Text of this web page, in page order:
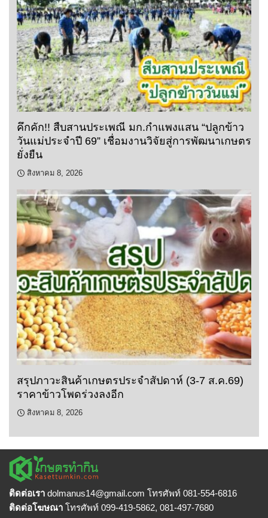
คึกคัก!! สืบสานประเพณี มก.กำแพงแสน “ปลูกข้าว
วันแม่ประจำปี 69” เชื่อมงานวิจัยสู่การพัฒนาเกษตร
ยั่งยืน
สิงหาคม 8, 2026
สรุปภาวะสินค้าเกษตรประจำสัปดาห์ (3-7 ส.ค.69)
ราคาข้าวโพดร่วงลงอีก
สิงหาคม 8, 2026
ติดต่อเรา dolmanus14@gmail.com โทรศัพท์ 081-554-6816
ติดต่อโฆษณา โทรศัพท์ 099-419-5862, 081-497-7680